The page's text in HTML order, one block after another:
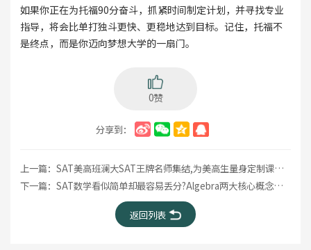
如果你正在为托福90分奋斗，抓紧时间制定计划，并寻找专业
指导，将会比单打独斗更快、更稳地达到目标。记住，托福不
是终点，而是你迈向梦想大学的一扇门。
0赞
分享到：
上一篇： SAT美高班澜大SAT王牌名师集结,为美高生量身定制课程:暑假夯分冲刺1500+!
下一篇： SAT数学看似简单却最容易丢分?Algebra两大核心概念一定要吃透!
返回列表